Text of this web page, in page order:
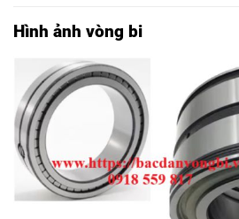
Hình ảnh vòng bi